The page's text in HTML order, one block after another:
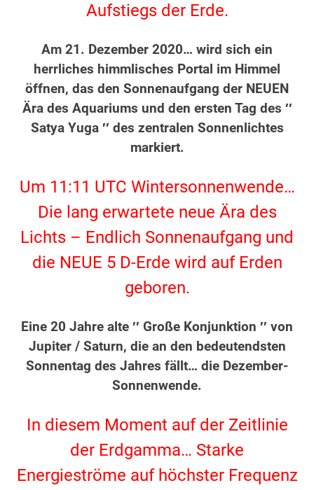
Aufstiegs der Erde.
Am 21. Dezember 2020… wird sich ein
herrliches himmlisches Portal im Himmel
öffnen, das den Sonnenaufgang der NEUEN
Ära des Aquariums und den ersten Tag des ′′
Satya Yuga ′′ des zentralen Sonnenlichtes
markiert.
Um 11:11 UTC Wintersonnenwende…
Die lang erwartete neue Ära des
Lichts – Endlich Sonnenaufgang und
die NEUE 5 D-Erde wird auf Erden
geboren.
Eine 20 Jahre alte ′′ Große Konjunktion ′′ von
Jupiter / Saturn, die an den bedeutendsten
Sonnentag des Jahres fällt… die Dezember-
Sonnenwende.
In diesem Moment auf der Zeitlinie
der Erdgamma… Starke
Energieströme auf höchster Frequenz